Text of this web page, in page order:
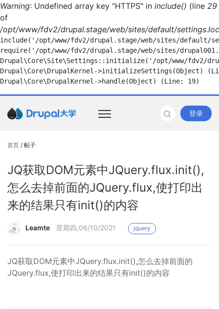
Warning: Undefined array key "HTTPS" in include() (line 29
of
/opt/www/fdv2/drupal.stage/web/sites/default/
include('/opt/www/fdv2/drupal.stage/web/sites/
require('/opt/www/fdv2/drupal.stage/web/sites/
Drupal\Core\Site\Settings::initialize('/opt/www/fdv2/
Drupal\Core\DrupalKernel->initializeSettings(Object)
登录
首页 / 帖子
JQ获取DOM元素中JQuery.flux.init(),
怎么去掉前面的JQuery.flux,使打印出
来的结果只有init()的内容
Leamte 星期四,06/10/2021 jquery
JQ获取DOM元素中JQuery.flux.init(),怎么去掉前面的
JQuery.flux,使打印出来的结果只有init()的内容